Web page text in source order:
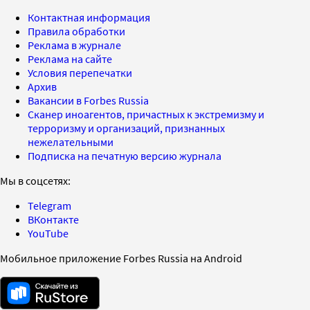
Контактная информация
Правила обработки
Реклама в журнале
Реклама на сайте
Условия перепечатки
Архив
Вакансии в Forbes Russia
Сканер иноагентов, причастных к экстремизму и
терроризму и организаций, признанных
нежелательными
Подписка на печатную версию журнала
Мы в соцсетях:
Telegram
ВКонтакте
YouTube
Мобильное приложение Forbes Russia на Android